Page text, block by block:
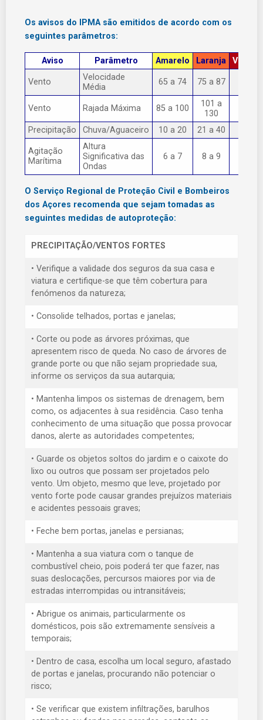
Os avisos do IPMA são emitidos de acordo com os
seguintes parâmetros:
Aviso Parâmetro Amarelo Laranja
Vento
Velocidade
Média
65 a 74 75 a 87
Vento Rajada Máxima 85 a 100
101 a
130
Precipitação Chuva/Aguaceiro 10 a 20 21 a 40
Agitação
Marítima
Altura
Significativa das
Ondas
6 a 7 8 a 9
O Serviço Regional de Proteção Civil e Bombeiros
dos Açores recomenda que sejam tomadas as
seguintes medidas de autoproteção:
PRECIPITAÇÃO/VENTOS FORTES
• Verifique a validade dos seguros da sua casa e
viatura e certifique-se que têm cobertura para
fenómenos da natureza;
• Consolide telhados, portas e janelas;
• Corte ou pode as árvores próximas, que
apresentem risco de queda. No caso de árvores de
grande porte ou que não sejam propriedade sua,
informe os serviços da sua autarquia;
• Mantenha limpos os sistemas de drenagem, bem
como, os adjacentes à sua residência. Caso tenha
conhecimento de uma situação que possa provocar
danos, alerte as autoridades competentes;
• Guarde os objetos soltos do jardim e o caixote do
lixo ou outros que possam ser projetados pelo
vento. Um objeto, mesmo que leve, projetado por
vento forte pode causar grandes prejuízos materiais
e acidentes pessoais graves;
• Feche bem portas, janelas e persianas;
• Mantenha a sua viatura com o tanque de
combustível cheio, pois poderá ter que fazer, nas
suas deslocações, percursos maiores por via de
estradas interrompidas ou intransitáveis;
• Abrigue os animais, particularmente os
domésticos, pois são extremamente sensíveis a
temporais;
• Dentro de casa, escolha um local seguro, afastado
de portas e janelas, procurando não potenciar o
risco;
• Se verificar que existem infiltrações, barulhos